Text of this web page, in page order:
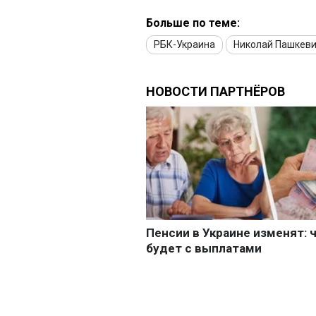
Больше по теме:
РБК-Украина Николай